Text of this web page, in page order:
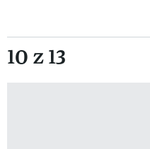
10 z 13